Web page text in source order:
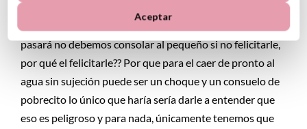
meterse sin riesgo y con el tiempo suficiente para
reaccionar en caso de chapuzón inoportuno, si esto
pasará no debemos consolar al pequeño si no felicitarle,
por qué el felicitarle?? Por que para el caer de pronto al
agua sin sujeción puede ser un choque y un consuelo de
pobrecito lo único que haría sería darle a entender que
eso es peligroso y para nada, únicamente tenemos que
Aceptar